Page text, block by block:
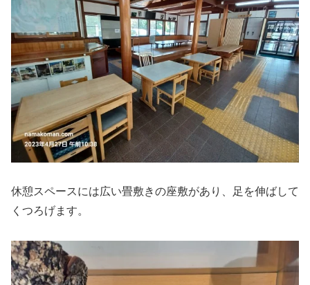
休憩スペースには広い畳敷きの座敷があり、足を伸ばして
くつろげます。